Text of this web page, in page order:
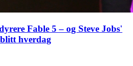
Fable 5 – og Steve Jobs'
hverdag